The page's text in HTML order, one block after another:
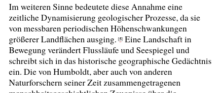
Im weiteren Sinne bedeutete diese Annahme eine
zeitliche Dynamisierung geologischer Prozesse, da sie
von messbaren periodischen Höhenschwankungen
größerer Landflächen ausging. [5]Eine Landschaft in
Bewegung verändert Flussläufe und Seespiegel und
schreibt sich in das historische geographische Gedächtnis
ein. Die von Humboldt, aber auch von anderen
Naturforschern seiner Zeit zusammengetragenen